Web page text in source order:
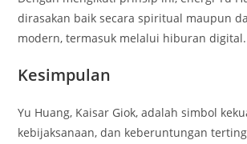
dirasakan baik secara spiritual maupun
modern, termasuk melalui hiburan digital.
Kesimpulan
Yu Huang, Kaisar Giok, adalah simbol
kebijaksanaan, dan keberuntungan